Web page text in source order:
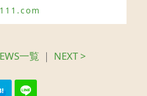
一覧 ｜ NEXT >